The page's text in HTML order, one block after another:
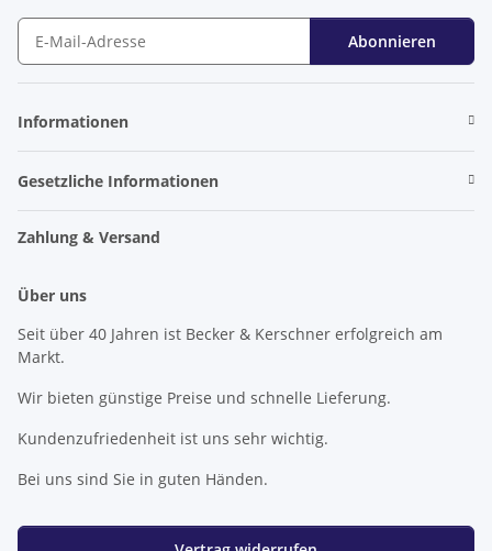
Abonnieren
Informationen
Gesetzliche Informationen
Zahlung & Versand
Über uns
Seit über 40 Jahren ist Becker & Kerschner erfolgreich am
Markt.
Wir bieten günstige Preise und schnelle Lieferung.
Kundenzufriedenheit ist uns sehr wichtig.
Bei uns sind Sie in guten Händen.